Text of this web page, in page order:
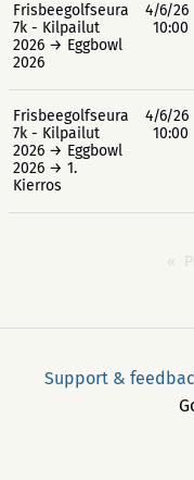
Frisbeegolfseura
7k - Kilpailut
2026 → Eggbowl
2026
4/6/26
10:00
Frisbeegolfseura
7k - Kilpailut
2026 → Eggbowl
2026 → 1.
Kierros
4/6/26
10:00
Support &